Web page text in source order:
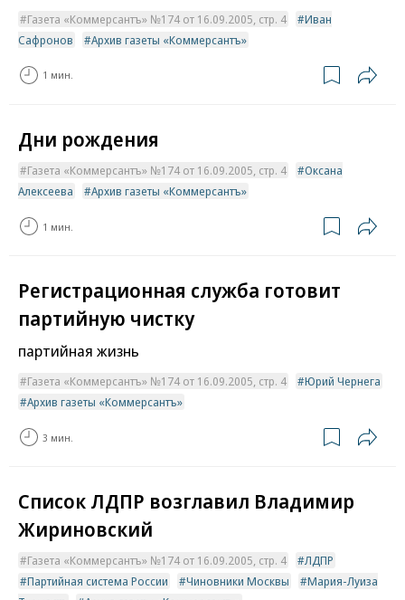
Газета «Коммерсантъ» №174 от 16.09.2005, стр. 4
Иван
Сафронов
Архив газеты «Коммерсантъ»
1 мин.
Дни рождения
Газета «Коммерсантъ» №174 от 16.09.2005, стр. 4
Оксана
Алексеева
Архив газеты «Коммерсантъ»
1 мин.
Регистрационная служба готовит
партийную чистку
партийная жизнь
Газета «Коммерсантъ» №174 от 16.09.2005, стр. 4
Юрий Чернега
Архив газеты «Коммерсантъ»
3 мин.
Список ЛДПР возглавил Владимир
Жириновский
Газета «Коммерсантъ» №174 от 16.09.2005, стр. 4
ЛДПР
Партийная система России
Чиновники Москвы
Мария-Луиза